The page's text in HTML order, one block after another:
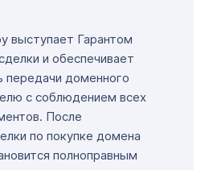
выступает Гарантом
и обеспечивает
передачи доменного
с соблюдением всех
После
по покупке домена
полноправным